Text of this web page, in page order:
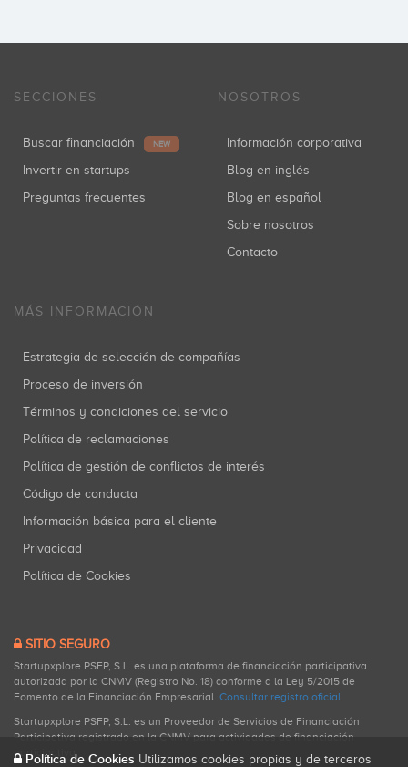
SECCIONES
Buscar financiación NEW
Invertir en startups
Preguntas frecuentes
NOSOTROS
Información corporativa
Blog en inglés
Blog en español
Sobre nosotros
Contacto
MÁS INFORMACIÓN
Estrategia de selección de compañías
Proceso de inversión
Términos y condiciones del servicio
Política de reclamaciones
Política de gestión de conflictos de interés
Código de conducta
Información básica para el cliente
Privacidad
Política de Cookies
SITIO SEGURO
Startupxplore PSFP, S.L. es una plataforma de financiación participativa
autorizada por la CNMV (Registro No. 18) conforme a la Ley 5/2015 de
Fomento de la Financiación Empresarial. Consultar registro oficial.
Startupxplore PSFP, S.L. es un Proveedor de Servicios de Financiación
Participativa registrado en la CNMV para actividades de financiación
participativa.
Política de Cookies Utilizamos cookies propias y de terceros